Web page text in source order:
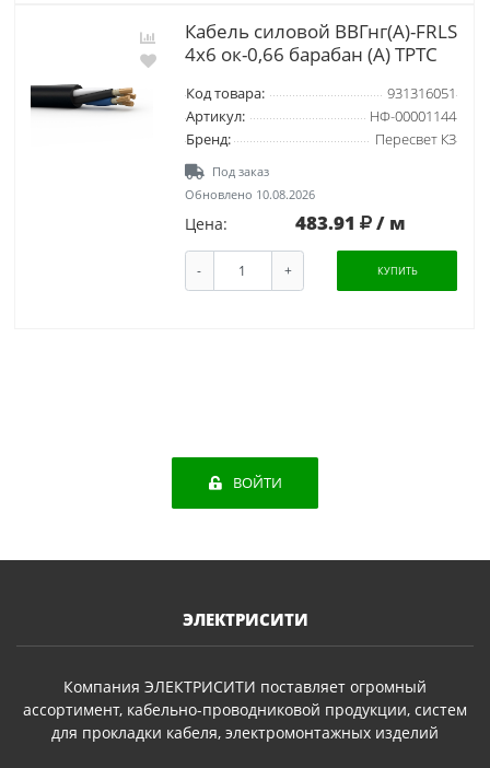
Кабель силовой ВВГнг(А)-FRLS
4х6 ок-0,66 барабан (А) ТРТС
Код товара:
931316051
Артикул:
НФ-00001144
Бренд:
Пересвет КЗ
Под заказ
Обновлено 10.08.2026
Цена: 483.91 / м
- + КУПИТЬ
ВОЙТИ
ЭЛЕКТРИСИТИ
Компания ЭЛЕКТРИСИТИ поставляет огромный
ассортимент, кабельно-проводниковой продукции, систем
для прокладки кабеля, электромонтажных изделий